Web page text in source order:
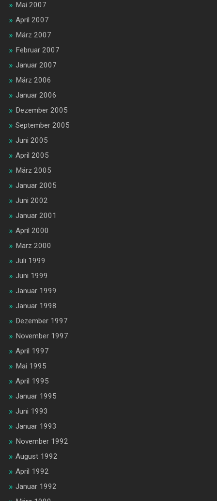
Mai 2007
April 2007
März 2007
Februar 2007
Januar 2007
März 2006
Januar 2006
Dezember 2005
September 2005
Juni 2005
April 2005
März 2005
Januar 2005
Juni 2002
Januar 2001
April 2000
März 2000
Juli 1999
Juni 1999
Januar 1999
Januar 1998
Dezember 1997
November 1997
April 1997
Mai 1995
April 1995
Januar 1995
Juni 1993
Januar 1993
November 1992
August 1992
April 1992
Januar 1992